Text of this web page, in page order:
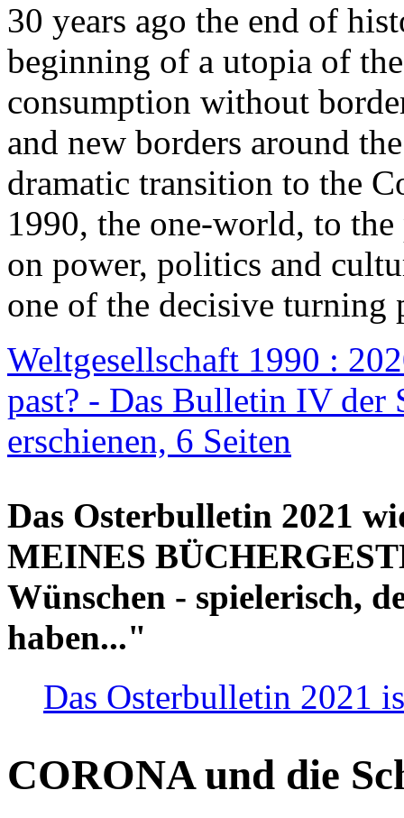
30 years ago the end of
beginning of a utopia of
consumption without
and new borders around
dramatic transition to the
1990, the one-world, to the
on power, politics and
one of the decisive turning
Weltgesellschaft 1990 :
past? - Das Bulletin IV der
erschienen, 6 Seiten
Das Osterbulletin 2021
MEINES
Wünschen - spielerisch,
haben..."
Das Osterbulletin 2021
CORONA und die